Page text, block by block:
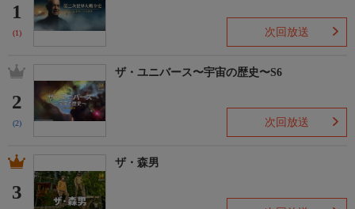
1
(1) 次回放送
2
(2)
ザ・ユニバース〜宇宙の歴史〜S6
次回放送
3
ザ・森男